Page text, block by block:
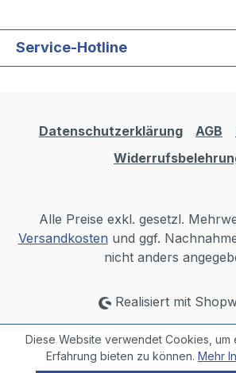
Service-Hotline
Datenschutzerklärung AGB
Alle Preise exkl. gesetzl.
Versandkosten und ggf.
nicht anders
Realisiert mit
Diese Website verwendet Cookies, um
Erfahrung bieten zu können. Mehr